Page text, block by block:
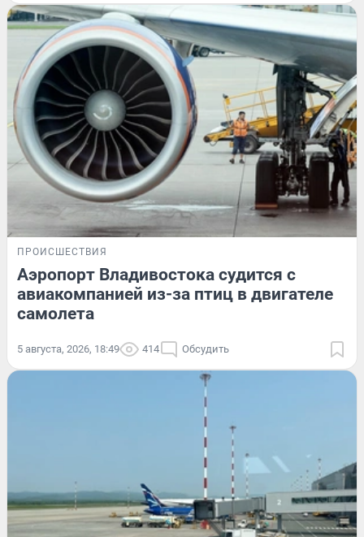
ПРОИСШЕСТВИЯ
Аэропорт Владивостока судится с
авиакомпанией из-за птиц в двигателе
самолета
5 августа, 2026, 18:49 414 Обсудить